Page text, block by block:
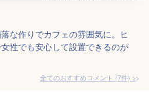
な作りでカフェの雰囲気に。ヒ
性でも安心して設置できるのが
全てのおすすめコメント (7件) >